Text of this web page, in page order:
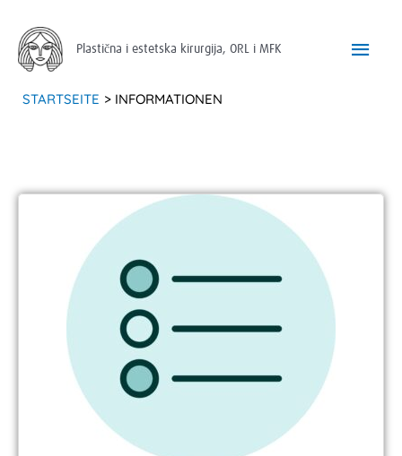
Inhalt
springen
Plastična i estetska kirurgija, ORL i MFK
STARTSEITE INFORMATIONEN